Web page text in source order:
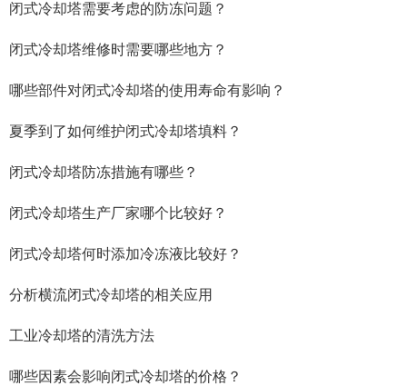
闭式冷却塔需要考虑的防冻问题？
闭式冷却塔维修时需要哪些地方？
哪些部件对闭式冷却塔的使用寿命有影响？
夏季到了如何维护闭式冷却塔填料？
闭式冷却塔防冻措施有哪些？
闭式冷却塔生产厂家哪个比较好？
闭式冷却塔何时添加冷冻液比较好？
分析横流闭式冷却塔的相关应用
工业冷却塔的清洗方法
哪些因素会影响闭式冷却塔的价格？